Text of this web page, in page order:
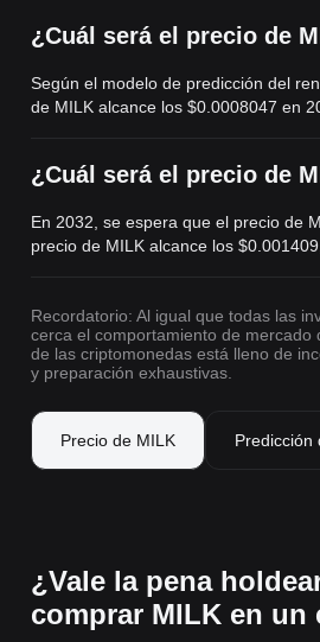
¿Cuál será el precio de
Según el modelo de predicción del
de MILK alcance los $0.0008047 en
¿Cuál será el precio de
En 2032, se espera que el precio de
precio de MILK alcance los $0.001409
Recordatorio: Al igual que todas las
cerca el comportamiento de mercado
de las criptomonedas está lleno de
y preparación exhaustivas.
Precio de MILK Predicción
¿Vale la pena
comprar MILK en un